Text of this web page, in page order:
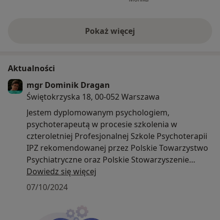
Pokaż więcejo doświadczeniu
Aktualności
mgr Dominik Dragan
Świętokrzyska 18, 00-052 Warszawa
Jestem dyplomowanym psychologiem,
psychoterapeutą w procesie szkolenia w
czteroletniej Profesjonalnej Szkole Psychoterapii
IPZ rekomendowanej przez Polskie Towarzystwo
Psychiatryczne oraz Polskie Stowarzyszenie
Psychoterapii Integracyjnej. Moje obecne
doświadczenie zdobywałem odbywając staże w
Warszawie, a także pracując z pacjentami
Dowiedz się więcej
07/10/2024